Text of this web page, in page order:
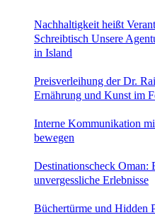
Nachhaltigkeit heißt
Schreibtisch Unsere
in Island
Preisverleihung der Dr.
Ernährung und Kunst im
Interne Kommunikation
bewegen
Destinationscheck Oman:
unvergessliche Erlebnisse
Büchertürme und Hidden